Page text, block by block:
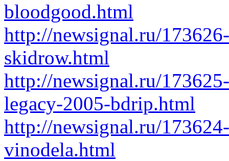
bloodgood.html
http://newsignal.ru/
skidrow.html
http://newsignal.ru/
legacy-2005-bdrip.html
http://newsignal.ru/
vinodela.html